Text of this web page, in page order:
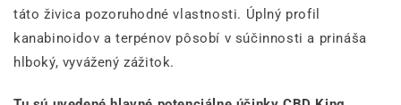
táto živica pozoruhodné vlastnosti. Úplný profil
kanabinoidov a terpénov pôsobí v súčinnosti a prináša
hlboký, vyvážený zážitok.